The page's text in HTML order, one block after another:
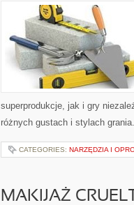
superprodukcje, jak i gry
różnych gustach i stylach
CATEGORIES: NARZĘDZIA I
MAKIJAŻ